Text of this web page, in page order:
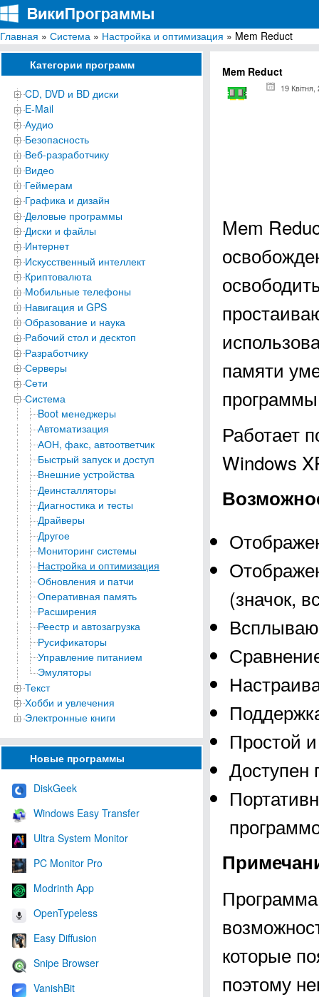
ВикиПрограммы
Энциклопедия бесплатных компьютерных программ для Windows
Главная » Система » Настройка и оптимизация » Mem Reduct
Категории программ
CD, DVD и BD диски
E-Mail
Аудио
Безопасность
Веб-разработчику
Видео
Геймерам
Графика и дизайн
Деловые программы
Диски и файлы
Интернет
Искусственный интеллект
Криптовалюта
Мобильные телефоны
Навигация и GPS
Образование и наука
Рабочий стол и десктоп
Разработчику
Серверы
Сети
Система
Boot менеджеры
Автоматизация
АОН, факс, автоответчик
Быстрый запуск и доступ
Внешние устройства
Деинсталляторы
Диагностика и тесты
Драйверы
Другое
Мониторинг системы
Настройка и оптимизация
Обновления и патчи
Оперативная память
Расширения
Реестр и автозагрузка
Русификаторы
Управление питанием
Эмуляторы
Текст
Хобби и увлечения
Электронные книги
Новые программы
DiskGeek
Windows Easy Transfer
Ultra System Monitor
PC Monitor Pro
Modrinth App
OpenTypeless
Easy Diffusion
Snipe Browser
VanishBit
Mem Reduct
19 Квітня,
Mem
памяти
Работает
Windows
(значок,
Простой
Доступен
которые
поэтому